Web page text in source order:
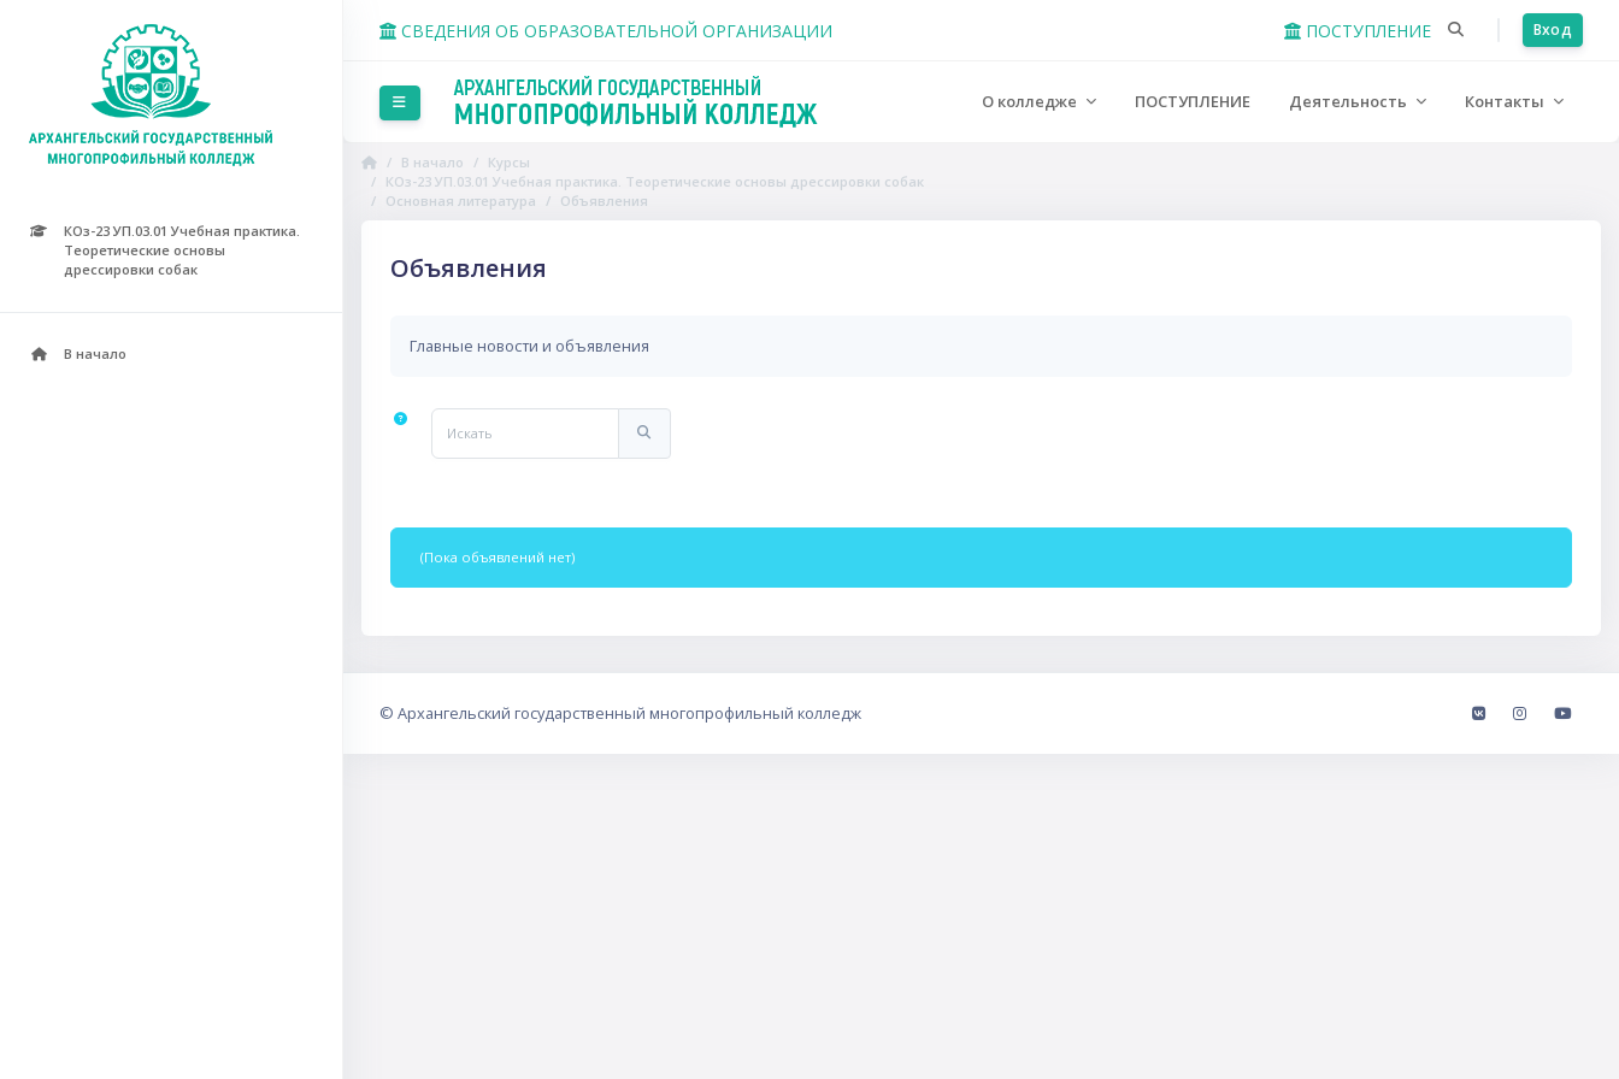
СВЕДЕНИЯ ОБ ОБРАЗОВАТЕЛЬНОЙ ОРГАНИЗАЦИИ ПОСТУПЛЕНИЕ Вход
Боковая панель О колледже ПОСТУПЛЕНИЕ Деятельность Контакты
КОз-23 УП.03.01 Учебная практика.
Теоретические основы
дрессировки собак
В начало
В начало
Курсы
КОз-23 УП.03.01 Учебная практика. Теоретические основы дрессировки собак
Основная литература
Объявления
Объявления
Главные новости и объявления
Искать
(Пока объявлений нет)
© Архангельский государственный многопрофильный колледж